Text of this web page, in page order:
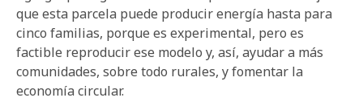
que esta parcela puede producir energía hasta para
cinco familias, porque es experimental, pero es
factible reproducir ese modelo y, así, ayudar a más
comunidades, sobre todo rurales, y fomentar la
economía circular.